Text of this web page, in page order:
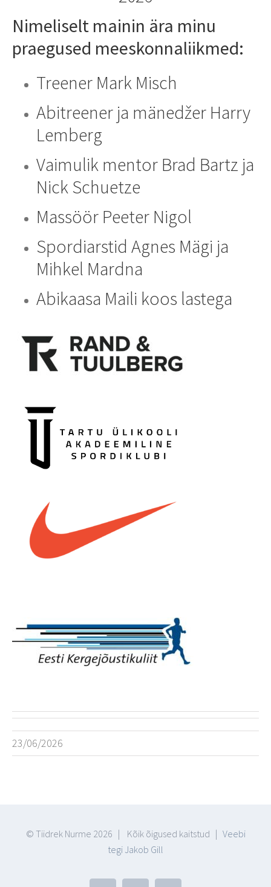
Nimeliselt mainin ära minu
praegused meeskonnaliikmed:
Treener Mark Misch
Abitreener ja mänedžer Harry
Lemberg
Vaimulik mentor Brad Bartz ja
Nick Schuetze
Massöör Peeter Nigol
Spordiarstid Agnes Mägi ja
Mihkel Mardna
Abikaasa Maili koos lastega
23/06/2026
© Tiidrek Nurme 2026 | Kõik õigused kaitstud | Veebi
tegi Jakob Gill